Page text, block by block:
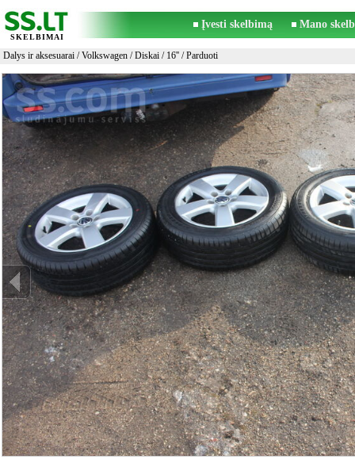
SKELBIMAI
Įvesti skelbimą Mano
Dalys ir aksesuarai /Volkswagen /Diskai / 16'' / Parduoti